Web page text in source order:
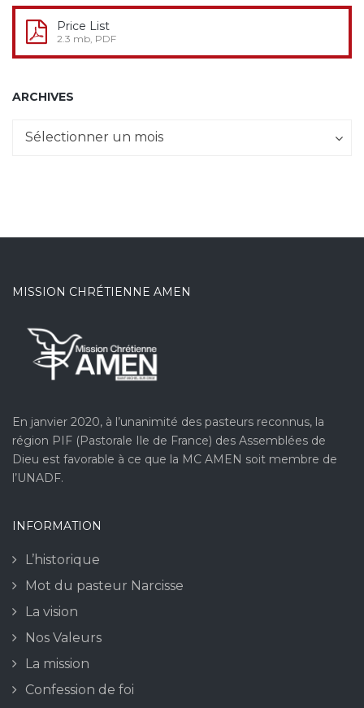
Price List
2.3 mb, PDF
ARCHIVES
Sélectionner un mois
Archives
MISSION CHRÉTIENNE AMEN
En janvier 2020, à l’unanimité des pasteurs reconnus, la
région PIF (Pastorale Ile de France) des Assemblées de
Dieu est favorable à ce que la MC AMEN soit membre de
l’UNADF.
INFORMATION
L’historique
Mot du pasteur Narcisse
La vision
Nos Valeurs
La mission
Confession de foi